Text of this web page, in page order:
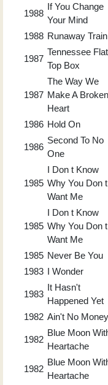
1988
If You Change
Your Mind
1988 Runaway Train
1987
Tennessee Flat
Top Box
1987
The Way We
Make A Broken
Heart
1986 Hold On
1986
Second To No
One
1985
I Don t Know
Why You Don t
Want Me
1985
I Don t Know
Why You Don t
Want Me
1985 Never Be You
1983 I Wonder
1983
It Hasn't
Happened Yet
1982 Ain't No Money
1982
Blue Moon
Heartache
1982
Blue Moon
Heartache